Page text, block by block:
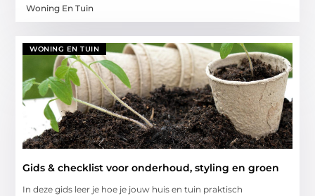
Woning En Tuin
WONING EN TUIN
Gids & checklist voor onderhoud, styling en groen
In deze gids leer je hoe je jouw huis en tuin praktisch